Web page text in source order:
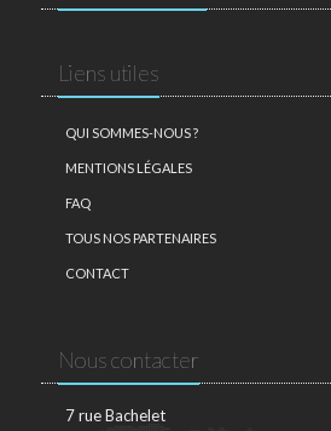
Liens utiles
QUI SOMMES-NOUS ?
MENTIONS LÉGALES
FAQ
TOUS NOS PARTENAIRES
CONTACT
Nous contacter
7 rue Bachelet